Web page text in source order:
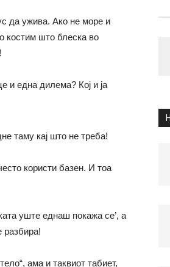
да ужива. Ако не море и
костим што блеска во
и една дилема? Кој и ја
таму кај што не треба!
користи базен. И тоа
уште еднаш покажа се’, а
разбира!
ама и таквиот табиет,